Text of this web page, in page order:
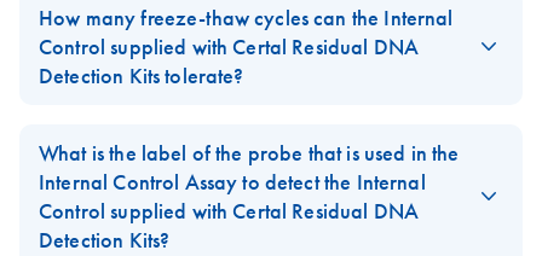
and “ROX Dye Solution” is for use with the Applied Biosystems
7500 Real-Time PCR Systems, the ViiA7 System, and, optionally,
instruments from Agilent. Recommendations are provided in the
FAQ-2973
Kitsis a non-linearized plasmid (naked nucleic acid).
The Internal Control supplied with Certal Residual DNA Detection
Kits has an artificial sequence that is not present in biological
FAQ-2974
How many freeze-thaw cycles can the Internal
Control supplied with Certal Residual DNA
Detection Kits tolerate?
Kitscan be freeze-thawed up to 6 times without a decrease in
performance. However, great care should be taken to avoid
inadvertently introducing RNases or DNases into the Internal
Control template solutions. In general, in order to avoid repeated
What is the label of the probe that is used in the
Internal Control Assay to detect the Internal
Control supplied with Certal Residual DNA
Detection Kits?